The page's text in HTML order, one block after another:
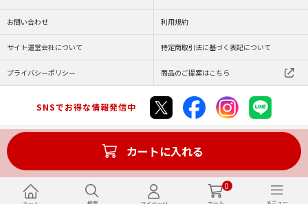
0
カートに入れる
お問い合わせ 利用規約
サイト運営会社について 特定商取引法に基づく表記について
プライバシーポリシー 商品のご提案はこちら
SNSでお得な情報発信中